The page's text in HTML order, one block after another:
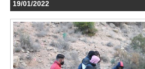
19/01/2022